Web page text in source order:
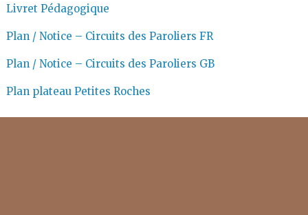
Livret Pédagogique
Plan / Notice – Circuits des Paroliers FR
Plan / Notice – Circuits des Paroliers GB
Plan plateau Petites Roches